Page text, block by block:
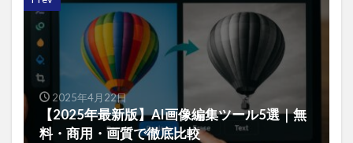
2025年4月22日
【2025年最新版】AI画像編集ツール5選｜無
料・商用・画質で徹底比較